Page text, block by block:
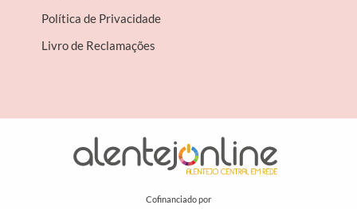
Política de Privacidade
Livro de Reclamações
Cofinanciado por